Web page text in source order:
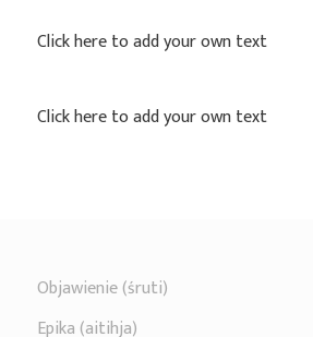
Click here to add your own text
Click here to add your own text
Objawienie (śruti)
Epika (aitihja)